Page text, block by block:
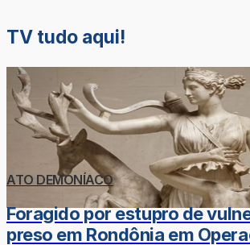
TV tudo aqui!
ATO DEMONÍACO
Foragido por estupro de
preso em Rondônia em